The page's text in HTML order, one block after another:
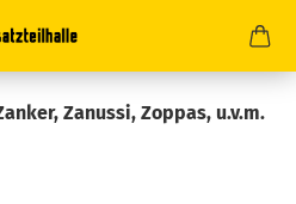
Zanussi, Zoppas, u.v.m.